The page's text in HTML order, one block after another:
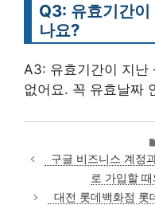
Q3: 유효기간이
나요?
A3: 유효기간이 지난
없어요. 꼭 유효날짜
구글 비즈니스 계정
로 가입할
대전 롯데백화점 롯